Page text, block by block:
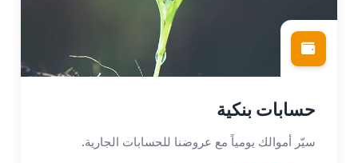
حسابات بنكية
سيّر أموالك يومياً مع عروضنا للحسابات الجارية.